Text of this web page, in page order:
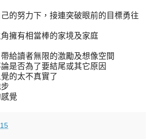
的努力下，接連突破眼前的目標勇往
擁有相當棒的家境及家庭
給讀者無限的激勵及想像空間
是否為了要結尾或其它原因
的太不真實了
覺